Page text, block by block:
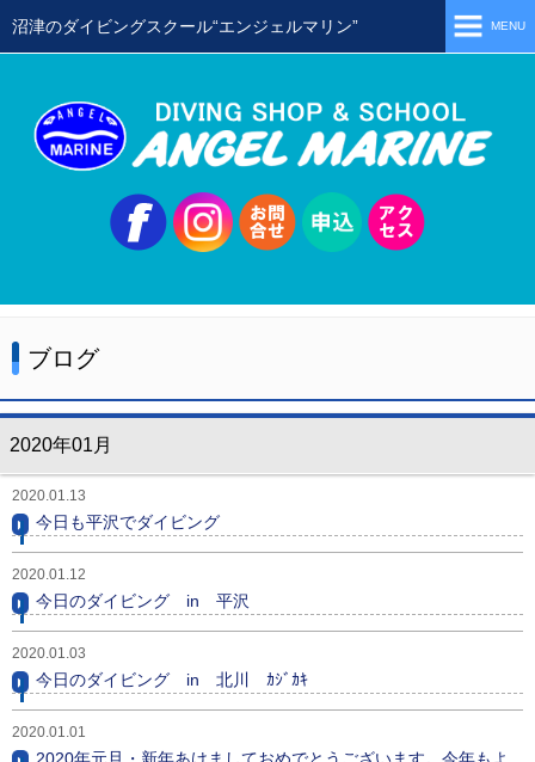
沼津のダイビングスクール“エンジェルマリン” MENU
当店の特徴
スクールメニュー
ステップアップコース
ミニツアー
ビッグツアー
イベント
お客様の声
ブログ
2020年01月
2020.01.13
今日も平沢でダイビング
2020.01.12
今日のダイビング in 平沢
2020.01.03
今日のダイビング in 北川 ｶｼﾞｶｷ
2020.01.01
2020年元旦・新年あけましておめでとうございます。今年もよ